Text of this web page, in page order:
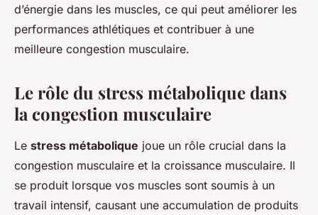
d’énergie dans les muscles, ce qui peut améliorer les
performances athlétiques et contribuer à une
meilleure congestion musculaire.
Le rôle du stress métabolique dans
la congestion musculaire
Le stress métabolique joue un rôle crucial dans la
congestion musculaire et la croissance musculaire. Il
se produit lorsque vos muscles sont soumis à un
travail intensif, causant une accumulation de produits